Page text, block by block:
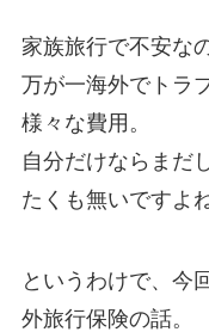
家族旅行で不安な
万が一海外でトラ
様々な費用。
自分だけならまだ
たくも無いですよね
というわけで、今
外旅行保険の話。